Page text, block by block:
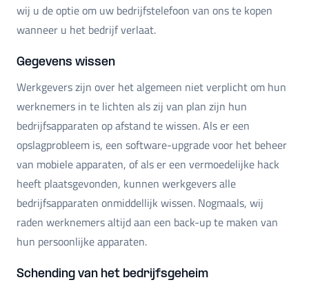
wij u de optie om uw bedrijfstelefoon van ons te kopen
wanneer u het bedrijf verlaat.
Gegevens wissen
Werkgevers zijn over het algemeen niet verplicht om hun
werknemers in te lichten als zij van plan zijn hun
bedrijfsapparaten op afstand te wissen. Als er een
opslagprobleem is, een software-upgrade voor het beheer
van mobiele apparaten, of als er een vermoedelijke hack
heeft plaatsgevonden, kunnen werkgevers alle
bedrijfsapparaten onmiddellijk wissen. Nogmaals, wij
raden werknemers altijd aan een back-up te maken van
hun persoonlijke apparaten.
Schending van het bedrijfsgeheim